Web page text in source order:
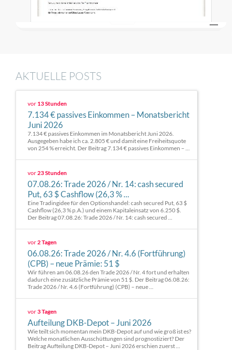
AKTUELLE POSTS
vor 13 Stunden
7.134 € passives Einkommen – Monatsbericht
Juni 2026
7.134 € passives Einkommen im Monatsbericht Juni 2026.
Ausgegeben habe ich ca. 2.805 € und damit eine Freiheitsquote
von 254 % erreicht. Der Beitrag 7.134 € passives Einkommen – ...
vor23 Stunden
07.08.26: Trade 2026 / Nr. 14: cash secured
Put, 63 $ Cashflow (26,3 % ...
Eine Tradingidee für den Optionshandel: cash secured Put, 63 $
Cashflow (26,3 % p.A.) und einem Kapitaleinsatz von 6.250 $.
Der Beitrag 07.08.26: Trade 2026 / Nr. 14: cash secured ...
vor2 Tagen
06.08.26: Trade 2026 / Nr. 4.6 (Fortführung)
(CPB) – neue Prämie: 51 $
Wir führen am 06.08.26 den Trade 2026 / Nr. 4 fort und erhalten
dadurch eine zusätzliche Prämie von 51 $. Der Beitrag 06.08.26:
Trade 2026 / Nr. 4.6 (Fortführung) (CPB) – neue ...
vor3 Tagen
Aufteilung DKB-Depot – Juni 2026
Wie teilt sich momentan mein DKB-Depot auf und wie groß ist es?
Welche monatlichen Ausschüttungen sind prognostiziert? Der
Beitrag Aufteilung DKB-Depot – Juni 2026 erschien zuerst ...